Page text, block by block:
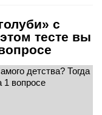
с
тесте вы